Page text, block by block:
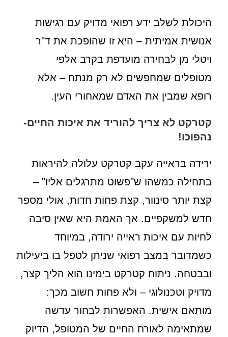
היכולת לשלב ידע רפואי מדויק עם רגישות
אנושית אמיתית – היא זו שהופכת את ד"ר
ויטלי מן לבחירה מועדפת בקרב אלפי
מטופלים שמחפשים לא רק מנתח – אלא
רופא שמבין את האדם שמאחורי העין.
קטרקט לא צריך להוריד את איכות החיים-
נהפוכו!
ירידה בראייה עקב קטרקט עלולה להיראות
בתחילה כמשהו ש"פשוט מתרגלים אליו" –
קצת יותר סינוור, קצת פחות חדות, אולי מספר
חדש למשקפיים. אך האמת היא שאין סיבה
לחיות עם איכות ראייה ירודה, במיוחד
כשמדובר במצב רפואי שניתן לטפל בו ביעילות
ובבטחה. ניתוח קטרקט בימינו הוא הליך קצר,
מדויק וטכנולוגי – ולא פחות חשוב מכך:
מותאם אישית. האפשרות לבחור עדשה
שמתאימה לאורח החיים של המטופל, הדיוק